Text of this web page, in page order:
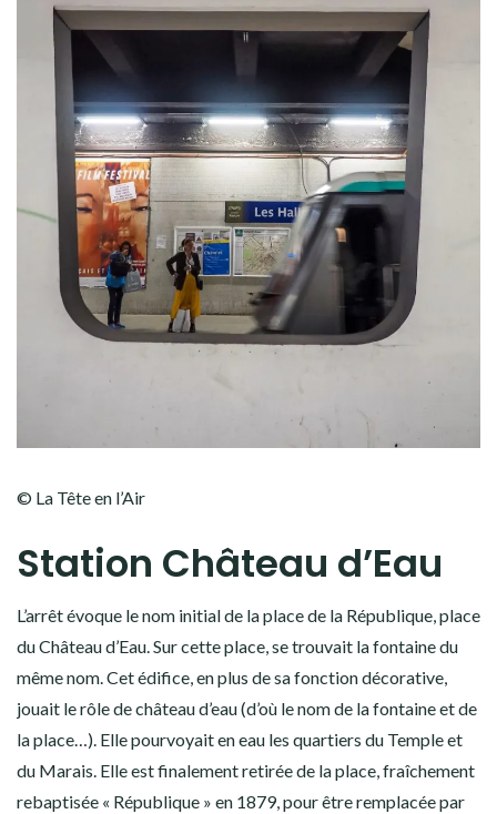
© La Tête en l’Air
Station Château d’Eau
L’arrêt évoque le nom initial de la place de la République, place
du Château d’Eau. Sur cette place, se trouvait la fontaine du
même nom. Cet édifice, en plus de sa fonction décorative,
jouait le rôle de château d’eau (d’où le nom de la fontaine et de
la place…). Elle pourvoyait en eau les quartiers du Temple et
du Marais. Elle est finalement retirée de la place, fraîchement
rebaptisée « République » en 1879, pour être remplacée par